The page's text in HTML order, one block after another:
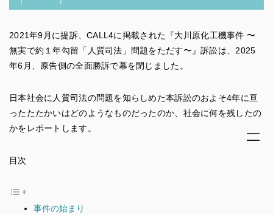
2021年9月に提訴、CALL4に掲載された『大川原化工機事件 〜
無実で約１年勾留「人質司法」問題をただす〜』訴訟は、2025
年6月、原告側の全面勝訴で幕を閉じました。
日本社会に人質司法の問題を知らしめた本訴訟のおよそ4年に亘
ったたたかいはどのようなものだったのか、社会に何を残したの
かをレポートします。
目次
事件の始まり